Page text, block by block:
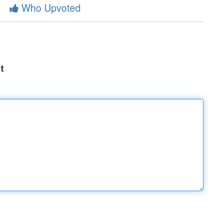
Who Upvoted